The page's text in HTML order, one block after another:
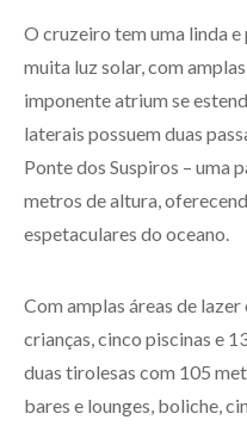
O cruzeiro tem uma linda
muita luz solar, com
imponente atrium se
laterais possuem duas
Ponte dos Suspiros – uma
metros de altura,
espetaculares do oceano.
Com amplas áreas de
crianças, cinco piscinas e
duas tirolesas com 105
bares e lounges, boliche,